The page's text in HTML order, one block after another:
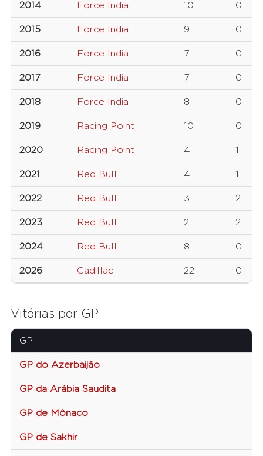
2014 Force India 10 0
2015 Force India 9 0
2016 Force India 7 0
2017 Force India 7 0
2018 Force India 8 0
2019 Racing Point 10 0
2020 Racing Point 4 1
2021 Red Bull 4 1
2022 Red Bull 3 2
2023 Red Bull 2 2
2024 Red Bull 8 0
2026 Cadillac 22 0
Vitórias por GP
GP
GP do Azerbaijão
GP da Arábia Saudita
GP de Mônaco
GP de Sakhir